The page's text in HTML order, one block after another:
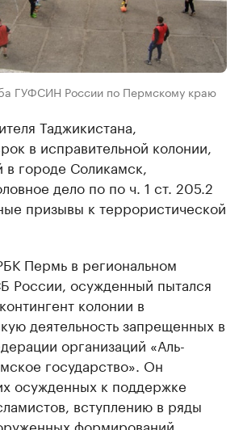
ГУФСИН России по Пермскому краю
Таджикистана,
в исправительной колонии,
в городе Соликамск,
дело по по ч. 1 ст. 205.2
призывы к террористической
Пермь в региональном
России, осужденный пытался
колонии в
деятельность запрещенных в
организаций «Аль-
государство». Он
осужденных к поддержке
вступлению в ряды
формирований.